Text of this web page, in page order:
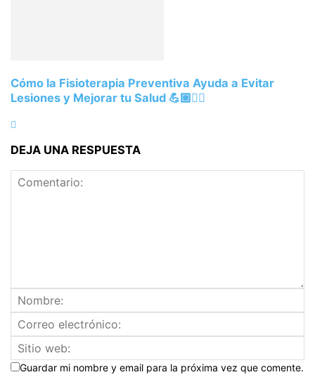
Cómo la Fisioterapia Preventiva Ayuda a Evitar
Lesiones y Mejorar tu Salud 💪🏼🏃‍♀️
DEJA UNA RESPUESTA
Guardar mi nombre y email para la próxima vez que comente.